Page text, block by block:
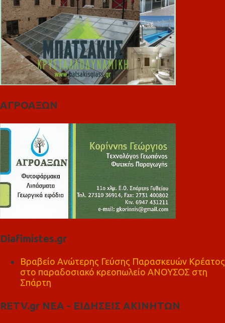
ΑΓΡΟΑΞΩΝ
Diafimistes.gr
Βραβείο Ανώτερης Γεύσης Παρασκευών Κρέατος
στο παραδοσιακό κρεοπωλείο ΑΝΟΥΣΟΣ στη
Σπάρτη
RETV.gr ΝΕΑ - ΕΙΔΗΣΕΙΣ ΑΚΙΝΗΤΩΝ